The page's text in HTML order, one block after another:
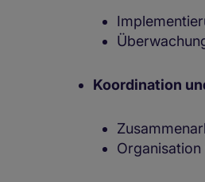
Koordination
Organisation